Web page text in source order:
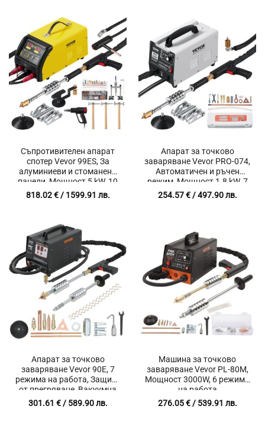
Съпротивителен апарат
спотер Vevor 99ES, За
алуминиеви и стоманени
панели, Мощност 5 kW, 10
режима
818.02€/ 1599.91 лв.
Апарат за точково
заваряване Vevor PRO-074,
Автоматичен и ръчен
режим, Мощност 1.8 kW, 7
типа на заваряване
254.57€/ 497.90 лв.
Апарат за точково
заваряване Vevor 90E, 7
режима на работа, Защита
от прегряване, Вакуумна
сила 180 кг
301.61 €/ 589.90 лв.
Машина за точково
заваряване Vevor PL-80M,
Мощност 3000W, 6 режима
на работа
276.05€/ 539.91 лв.